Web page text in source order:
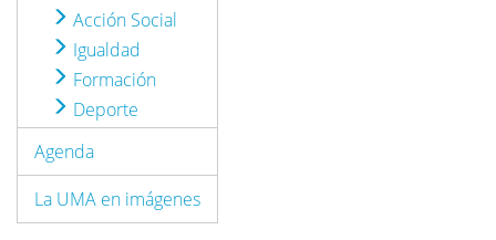
Acción Social
Igualdad
Formación
Deporte
Agenda
La UMA en imágenes